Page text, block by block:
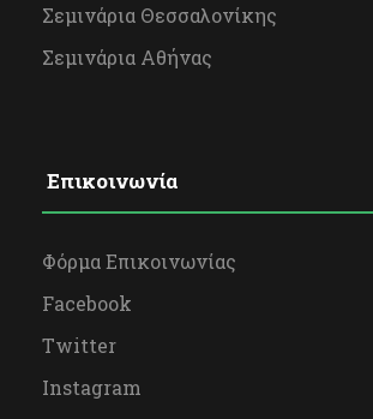
Σεμινάρια Θεσσαλονίκης
Σεμινάρια Αθήνας
Επικοινωνία
Φόρμα Επικοινωνίας
Facebook
Twitter
Instagram